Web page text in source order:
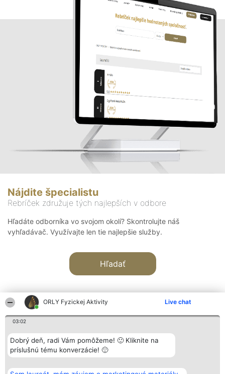
ORLY Fyzickej Aktivity Live chat
03:02
Dobrý deň, radi Vám pomôžeme! 🙂 Kliknite na
príslušnú tému konverzácie! 🙂
Nájdite špecialistu
Rebríček združuje tých najlepších v odbore
Hľadáte odborníka vo svojom okolí? Skontrolujte náš
vyhľadávač. Využívajte len tie najlepšie služby.
Hľadať
Organizátor hodnotenia
Bright Side Solutions sp. z o.
o. sp. k.
Wrocław 50-079
Hodnotenie
Laureáti
Lista
Laureatów
Kontakt
Kontakt